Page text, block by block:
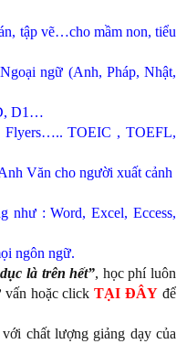
tập vẽ…cho mầm non, tiểu
ngữ (Anh, Pháp, Nhật,
D1…
Flyers….. TOEIC , TOEFL,
Văn cho người xuất cảnh
như : Word, Excel, Eccess,
ngôn ngữ.
là trên hết”, học phí luôn
vấn hoặc clickTẠI ĐÂY để
chất lượng giảng dạy của